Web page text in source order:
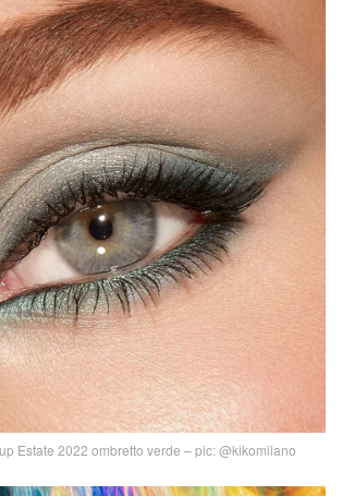
Estate 2022 ombretto verde – pic: @kikomilano